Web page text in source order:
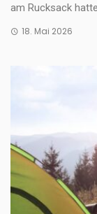
am Rucksack
18. Mai 2026